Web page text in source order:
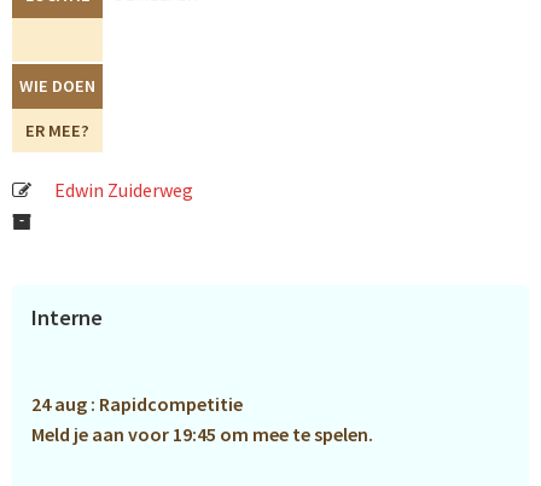
WIE DOEN
ER MEE?
Edwin Zuiderweg
Primaire
Interne
24 aug : Rapidcompetitie
Meld je aan voor 19:45 om mee te spelen.